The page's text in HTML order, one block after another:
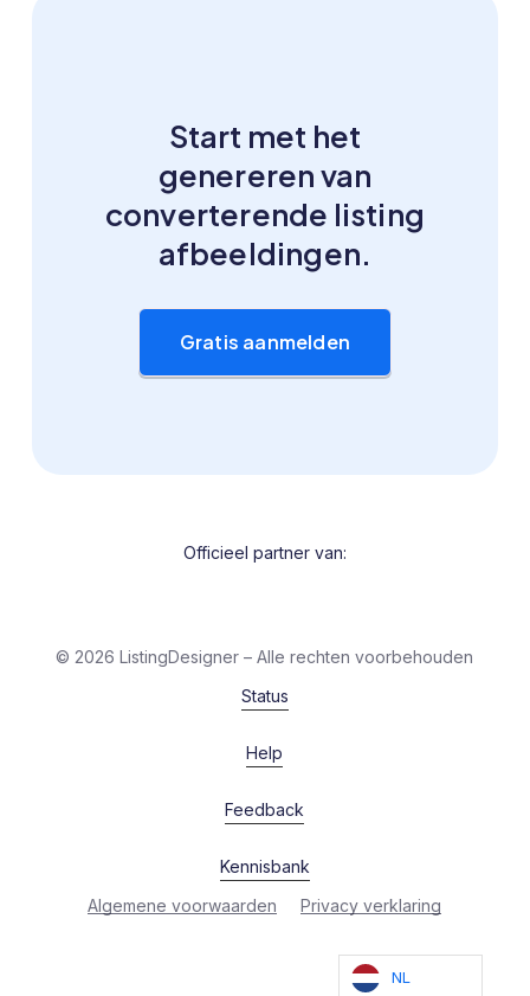
Start met het
genereren van
converterende listing
afbeeldingen.
Gratis aanmelden
Officieel partner van:
© 2026 ListingDesigner – Alle rechten voorbehouden
Status
Help
Feedback
Kennisbank
Algemene voorwaarden
Privacy verklaring
NL